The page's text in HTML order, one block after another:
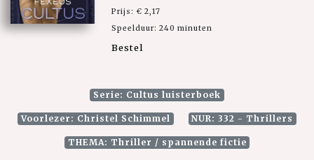
Prijs: € 2,17
Speelduur: 240 minuten
Bestel
Serie: Cultus luisterboek
Voorlezer: Christel Schimmel NUR: 332 - Thrillers
THEMA: Thriller / spannende fictie